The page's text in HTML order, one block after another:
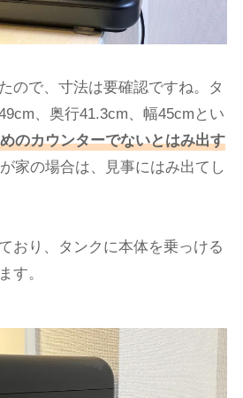
ので、寸法は要確認ですね。タ
、奥行41.3cm、幅45cmとい
のカウンターでないとはみ出す
家の場合は、見事にはみ出てし
おり、タンクに本体を乗っける
す。